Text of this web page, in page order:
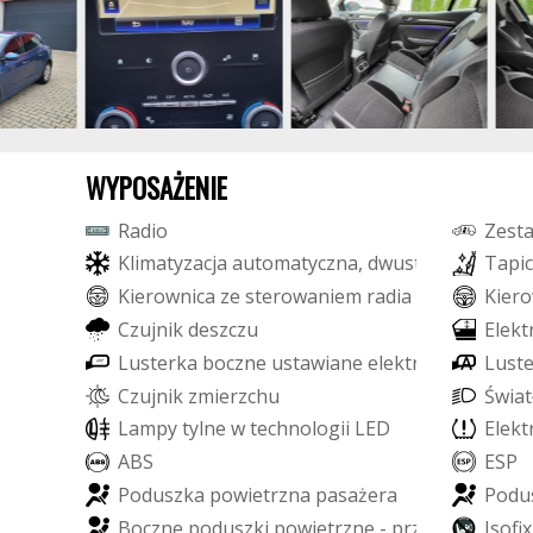
WYPOSAŻENIE
Radio Zesta
Klimatyzacja automatyczna, dwust owa Tapic
Kierownica ze sterowaniem radia Kiero
Czujnikdeszczu Elekt
Lusterka boczne ustawiane elektr nie Luste
Czujnik zmierzchu Świat
Lampytylne wtechnologii LED Elekt
ABS ESP
Poduszka powietrzna pasażera Podu